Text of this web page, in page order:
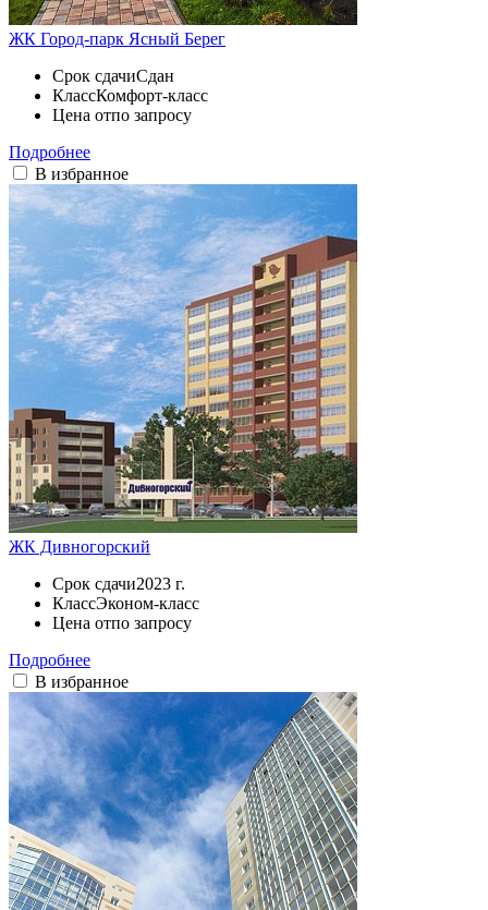
ЖК Город-парк Ясный Берег
Срок сдачиСдан
КлассКомфорт-класс
Цена отпо запросу
Подробнее
В избранное
ЖК Дивногорский
Срок сдачи2023 г.
КлассЭконом-класс
Цена отпо запросу
Подробнее
В избранное